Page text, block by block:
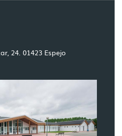
24. 01423 Espejo